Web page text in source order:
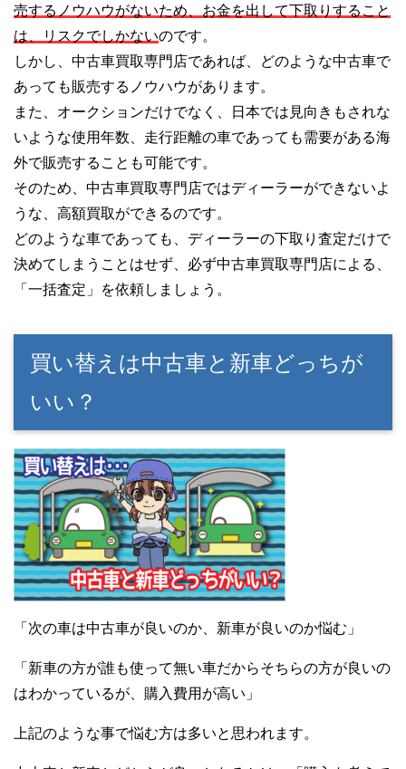
売するノウハウがないため、お金を出して下取りすること
は、リスクでしかないのです。
しかし、中古車買取専門店であれば、どのような中古車で
あっても販売するノウハウがあります。
また、オークションだけでなく、日本では見向きもされな
いような使用年数、走行距離の車であっても需要がある海
外で販売することも可能です。
そのため、中古車買取専門店ではディーラーができないよ
うな、高額買取ができるのです。
どのような車であっても、ディーラーの下取り査定だけで
決めてしまうことはせず、必ず中古車買取専門店による、
「一括査定」を依頼しましょう。
買い替えは中古車と新車どっちが
いい？
「次の車は中古車が良いのか、新車が良いのか悩む」
「新車の方が誰も使って無い車だからそちらの方が良いの
はわかっているが、購入費用が高い」
上記のような事で悩む方は多いと思われます。